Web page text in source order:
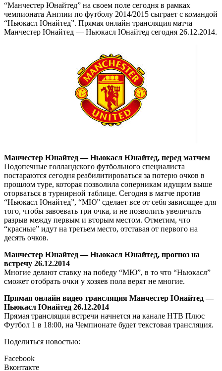
“Манчестер Юнайтед” на своем поле сегодня в рамках
чемпионата Англии по футболу 2014/2015 сыграет с командой
“Ньюкасл Юнайтед”. Прямая онлайн трансляция матча
Манчестер Юнайтед — Ньюкасл Юнайтед сегодня 26.12.2014.
Манчестер Юнайтед — Ньюкасл Юнайтед, перед матчем
Подопечные голландского футбольного специалиста
постараются сегодня реабилитироваться за потерю очков в
прошлом туре, которая позволила соперникам идущим выше
оторваться в турнирной таблице. Сегодня в матче против
“Ньюкасл Юнайтед”, “МЮ” сделает все от себя зависящее для
того, чтобы завоевать три очка, и не позволить увеличить
разрыв между первым и вторым местом. Отметим, что
“красные” идут на третьем место, отставая от первого на
десять очков.
Манчестер Юнайтед — Ньюкасл Юнайтед, прогноз на
встречу 26.12.2014
Многие делают ставку на победу “МЮ”, в то что “Ньюкасл”
сможет отобрать очки у хозяев пола верят не многие.
Прямая онлайн видео трансляция Манчестер Юнайтед —
Ньюкасл Юнайтед 26.12.2014
Прямая трансляция встречи начнется на канале НТВ Плюс
Футбол 1 в 18:00, на Чемпионате будет текстовая трансляция.
Поделиться новостью:
Facebook
Вконтакте